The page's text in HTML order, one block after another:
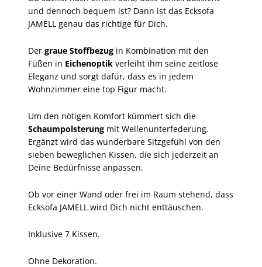
und dennoch bequem ist? Dann ist das Ecksofa
JAMELL genau das richtige für Dich.
Der graue Stoffbezug in Kombination mit den
Füßen in Eichenoptik verleiht ihm seine zeitlose
Eleganz und sorgt dafür, dass es in jedem
Wohnzimmer eine top Figur macht.
Um den nötigen Komfort kümmert sich die
Schaumpolsterung mit Wellenunterfederung.
Ergänzt wird das wunderbare Sitzgefühl von den
sieben beweglichen Kissen, die sich jederzeit an
Deine Bedürfnisse anpassen.
Ob vor einer Wand oder frei im Raum stehend, dass
Ecksofa JAMELL wird Dich nicht enttäuschen.
Inklusive 7 Kissen.
Ohne Dekoration.